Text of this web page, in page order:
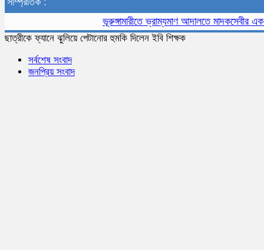
ভূরুঙ্গামারীতে ভ্রাম্যমাণ আদালতে মাদকসেবীর এক
ছাত্রীকে ফ্যানে ঝুলিয়ে পেটানোর হুমকি দিলেন ইবি শিক্ষক
সর্বশেষ সংবাদ
জনপ্রিয় সংবাদ